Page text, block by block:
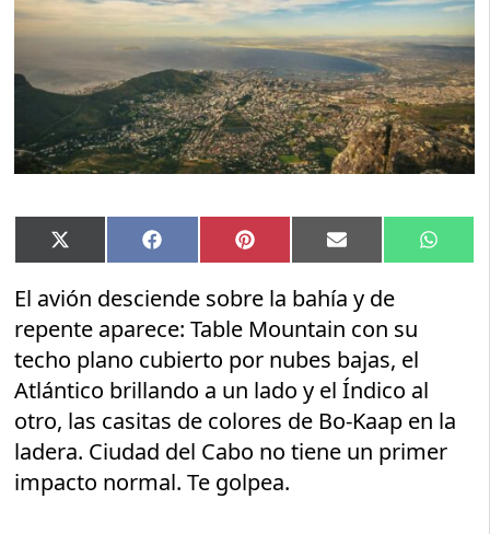
Compartir
en
X
(Twitter)
Compartir
en
Facebook Compartir
en
Pinterest Compartir
en
Email
en
El avión desciende sobre la bahía y de
repente aparece: Table Mountain con su
techo plano cubierto por nubes bajas, el
Atlántico brillando a un lado y el Índico al
otro, las casitas de colores de Bo-Kaap en la
ladera. Ciudad del Cabo no tiene un primer
impacto normal. Te golpea.